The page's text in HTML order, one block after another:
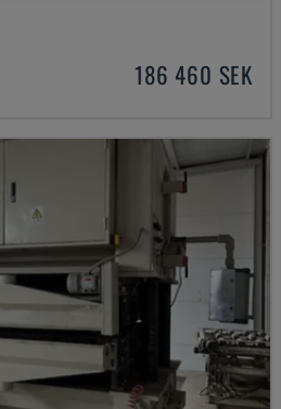
186 460 SEK